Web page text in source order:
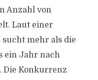
Anzahl von
Laut einer
mehr als die
ein Jahr nach
Die Konkurrenz